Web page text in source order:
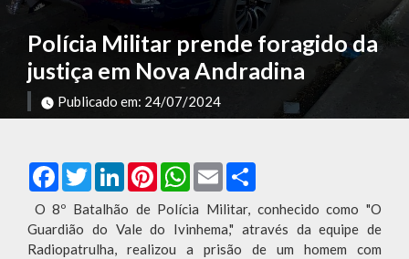
Polícia Militar prende foragido da
justiça em Nova Andradina
Publicado em: 24/07/2024
Facebook
TwitterLinkedInPinterestWhatsApp
Email
O 8º Batalhão de Polícia Militar, conhecido como "O
Guardião do Vale do Ivinhema," através da equipe de
Radiopatrulha, realizou a prisão de um homem com